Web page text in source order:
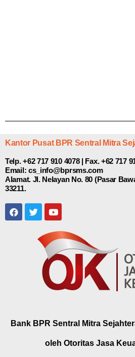
Kantor Pusat BPR Sentral Mitra
Telp. +62 717 910 4078 | Fax. +62 717
Email: cs_info@bprsms.com
Alamat. Jl. Nelayan No. 80 (Pasar
33211.
Bank BPR Sentral Mitra
oleh Otoritas Jasa